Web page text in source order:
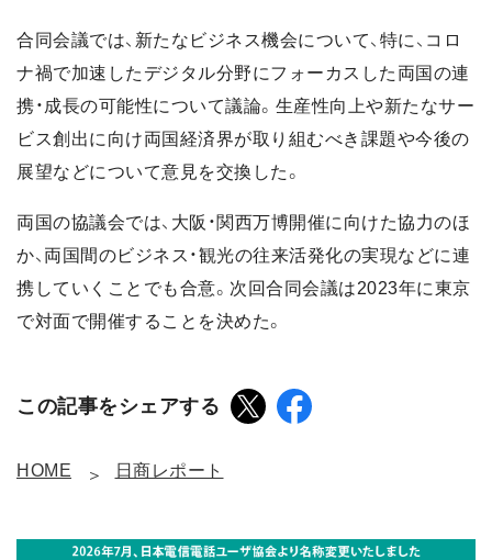
合同会議では、新たなビジネス機会について、特に、コロ
ナ禍で加速したデジタル分野にフォーカスした両国の連
携・成長の可能性について議論。生産性向上や新たなサー
ビス創出に向け両国経済界が取り組むべき課題や今後の
展望などについて意見を交換した。
両国の協議会では、大阪・関西万博開催に向けた協力のほ
か、両国間のビジネス・観光の往来活発化の実現などに連
携していくことでも合意。次回合同会議は2023年に東京
で対面で開催することを決めた。
この記事をシェアする
HOME 日商レポート